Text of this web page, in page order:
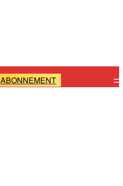
ABONNEMENT